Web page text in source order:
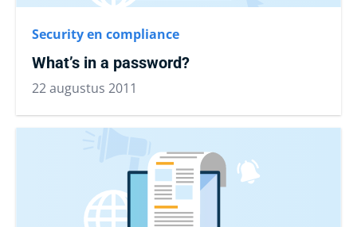
Security en compliance
What’s in a password?
22 augustus 2011